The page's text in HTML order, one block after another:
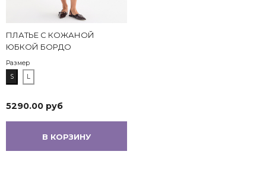
ПЛАТЬЕ С КОЖАНОЙ
ЮБКОЙ БОРДО
Размер
S
L
5290.00 руб
В КОРЗИНУ